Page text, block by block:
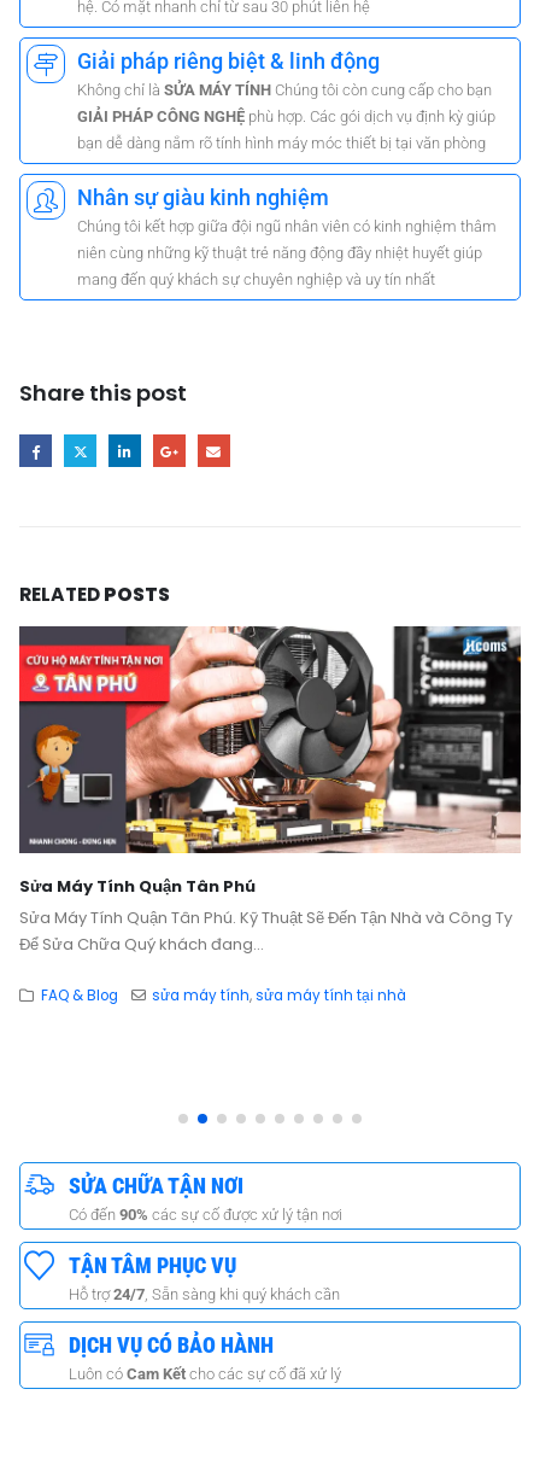
hệ. Có mặt nhanh chỉ từ sau 30 phút liên hệ
Giải pháp riêng biệt & linh động
Không chỉ là SỬA MÁY TÍNH Chúng tôi còn cung cấp cho bạn
GIẢI PHÁP CÔNG NGHỆ phù hợp. Các gói dịch vụ định kỳ giúp
bạn dễ dàng nắm rõ tính hình máy móc thiết bị tại văn phòng
Nhân sự giàu kinh nghiệm
Chúng tôi kết hợp giữa đội ngũ nhân viên có kinh nghiệm thâm
niên cùng những kỹ thuật trẻ năng động đầy nhiệt huyết giúp
mang đến quý khách sự chuyên nghiệp và uy tín nhất
Share this post
RELATEDPOSTS
Sửa Máy Tính Quận Tân Phú
Sửa Máy Tính Quận Tân Phú. Kỹ Thuật Sẽ Đến Tận Nhà và Công Ty
Để Sửa Chữa Quý khách đang...
FAQ & Blog sửa máy tính,sửa máy tính tại nhà
SỬA CHỮA TẬN NƠI
Có đến 90% các sự cố được xử lý tận nơi
TẬN TÂM PHỤC VỤ
Hỗ trợ24/7 , Sẵn sàng khi quý khách cần
DỊCH VỤ CÓ BẢO HÀNH
Luôn có Cam Kết cho các sự cố đã xử lý